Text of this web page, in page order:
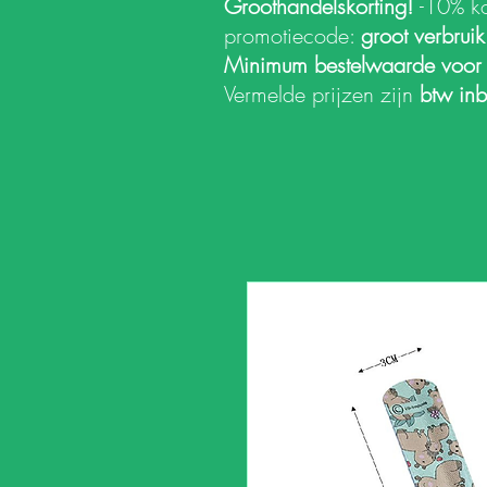
Groothandelskorting! -10%
promotiecode: groot
Minimum bestelwaarde
Vermelde prijzen zijn btw